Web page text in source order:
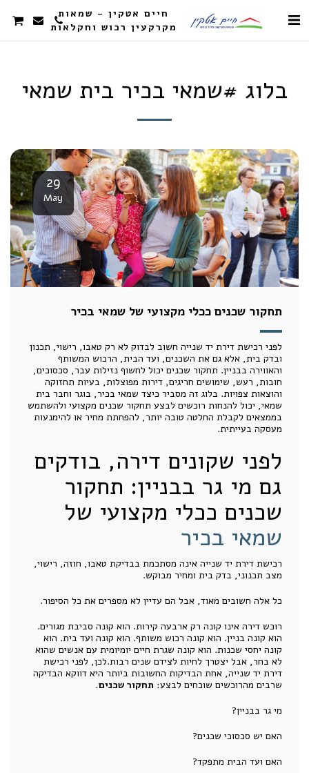
חיים אטקין - שמאות
מקרקעין רכוש וחקלאות
בלוג #שמאי בכיר בית שמאי
29
May
תחקור שכנים ככלי מקצועי של שמאי בכיר
לפני רכישת דירת יד שנייה חשוב לבדוק לא רק טאבו, רישוי, תכנון
ובדק בית, אלא גם את השכנים, ועד הבית, הרכוש המשותף
והאווירה בבניין. תחקור שכנים יכול לחשוף נזילות עבר, סכסוכים,
חובות, רעש, שימושים חריגים, דירות מפוצלות, בעיות תחזוקה
והוצאות צפויות. בלוג זה מסביר כיצד שמאי בכיר, בוגר וחבר בית
שמאי, יכול להנחות רוכשים לבצע תחקור שכנים מקצועי ולהשתמש
בממצאים לקבלת החלטה טובה יותר, להפחתת מחיר או להימנעות
מעסקה בעייתית.
לפני שקונים דירה, בודקים
גם מי גר בבניין: תחקור
שכנים ככלי מקצועי של
שמאי בכיר
רכישת דירת יד שנייה אינה מסתכמת בבדיקת טאבו, חוזה, רישוי,
מצב תכנוני, בדק בית ומחיר מבוקש.
כל אלה חשובים מאוד, אבל הם עדיין לא מספרים את כל הסיפור.
רוכש דירה אינו קונה רק ארבעה קירות. הוא קונה סביבת מגורים.
הוא קונה בניין. הוא קונה רכוש משותף. הוא קונה ועד בית. הוא
קונה יחסי שכנות. הוא קונה שגרת חיים יומיומית עם אנשים שהוא
לא בחר, אבל יצטרך לחיות לצידם שנים רבות.לכן, לפני רכישת
דירת יד שנייה, אחת הבדיקות החשובות ביותר היא דווקא הבדיקה
שרבים מהרוכשים שוכחים לבצע: תחקור שכנים.
מי גר בבניין?
האם יש סכסוכי שכנים?
האם ועד הבית מתפקד?